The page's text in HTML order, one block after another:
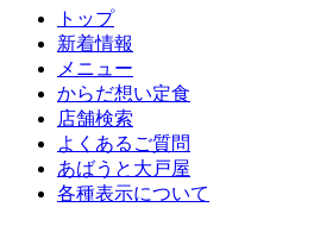
トップ
新着情報
メニュー
からだ想い定食
店舗検索
よくあるご質問
あばうと大戸屋
各種表示について